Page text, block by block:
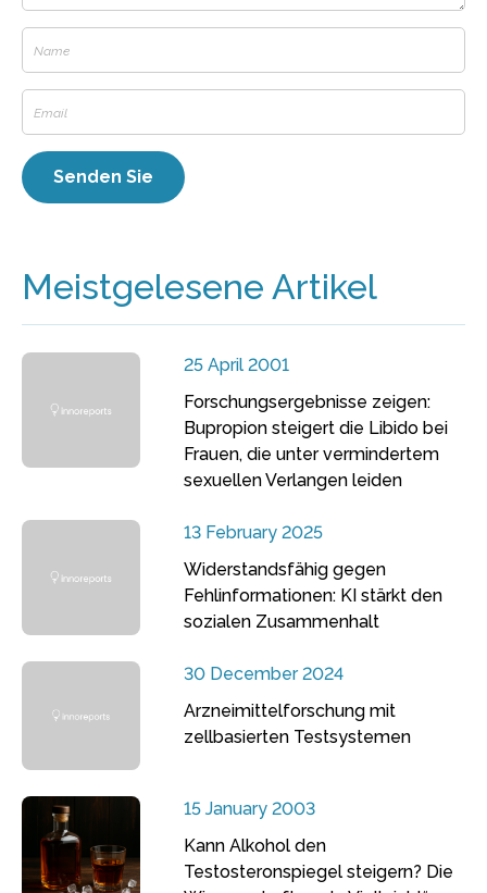
Meistgelesene Artikel
25 April 2001
Forschungsergebnisse zeigen:
Bupropion steigert die Libido bei
Frauen, die unter vermindertem
sexuellen Verlangen leiden
13 February 2025
Widerstandsfähig gegen
Fehlinformationen: KI stärkt den
sozialen Zusammenhalt
30 December 2024
Arzneimittelforschung mit
zellbasierten Testsystemen
15 January 2003
Kann Alkohol den
Testosteronspiegel steigern? Die